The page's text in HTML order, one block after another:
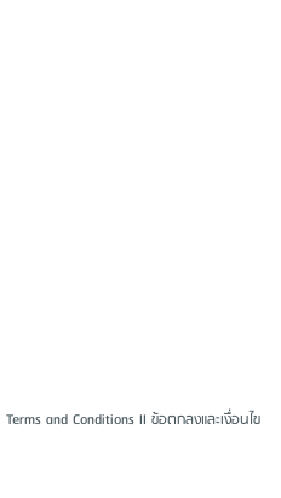
Terms and Conditions II ข้อตกลงและเงื่อนไข